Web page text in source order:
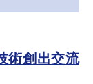
術創出交流